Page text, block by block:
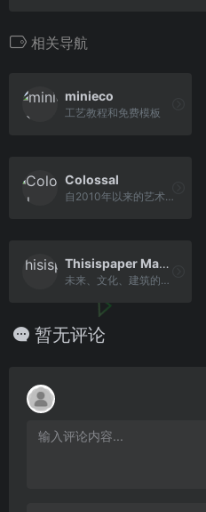
相关导航
minieco
工艺教程和免费模板
Colossal
自2010年以来的艺术、工艺和视觉文化的精华
Thisispaper Magazine
未来、文化、建筑的指南
暂无评论